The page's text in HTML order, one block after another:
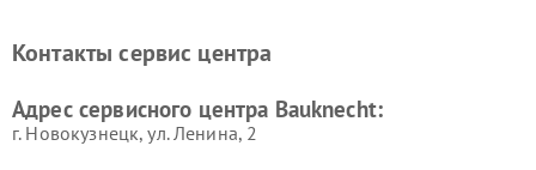
Контакты сервис центра
Адрес сервисного центра Bauknecht:
г. Новокузнецк, ул. Ленина, 2